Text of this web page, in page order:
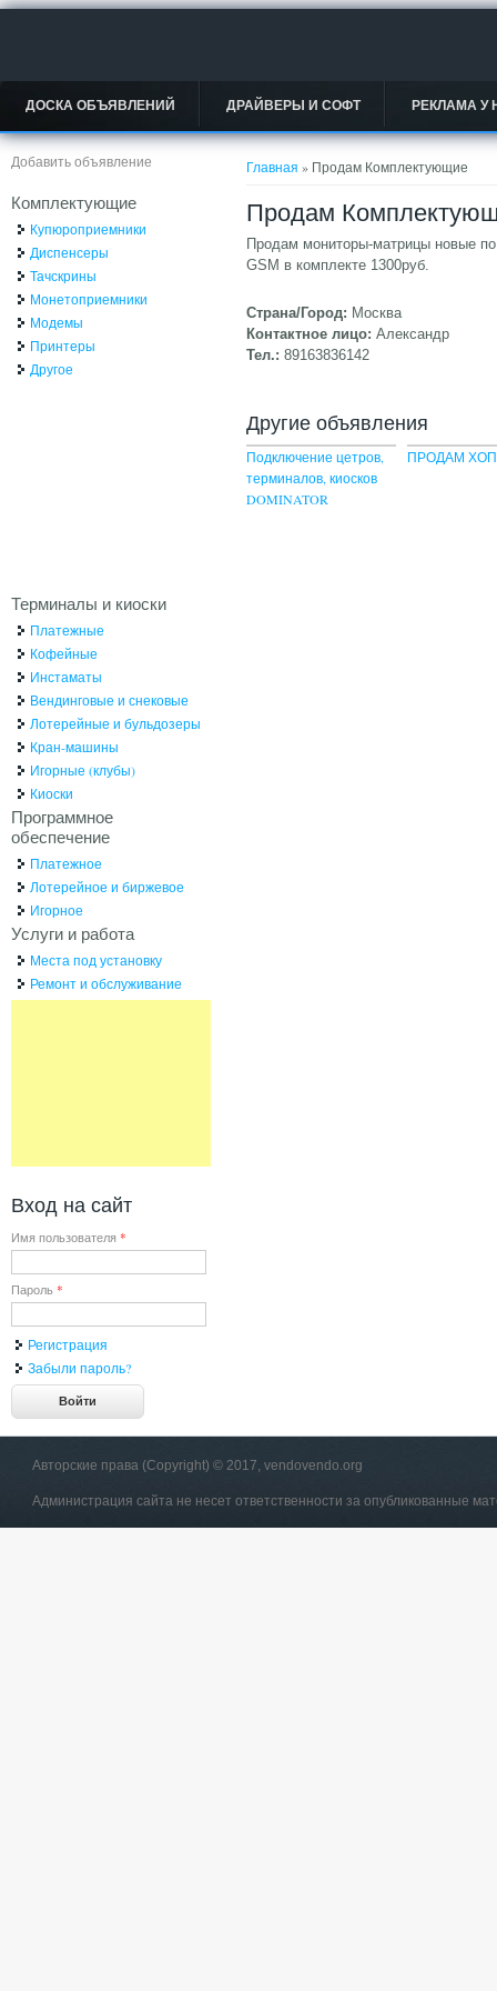
ДОСКА ОБЪЯВЛЕНИЙ ДРАЙВЕРЫ И СОФТ РЕКЛАМА У
Вы здесь
Главная » Продам Комплектующие
Продам
Продам мониторы-матрицы новые
GSM в комплекте 1300руб.
Страна/Город: Москва
Контактное лицо: Александр
Тел.: 89163836142
Другие объявления
Подключение цетров,
терминалов, киосков
DOMINATOR
ПРОДАМ
Добавить объявление
Комплектующие
Купюроприемники
Диспенсеры
Тачскрины
Монетоприемники
Модемы
Принтеры
Другое
Терминалы и киоски
Платежные
Кофейные
Инстаматы
Вендинговые и снековые
Лотерейные и бульдозеры
Кран-машины
Игорные (клубы)
Киоски
Программное
обеспечение
Платежное
Лотерейное и биржевое
Игорное
Услуги и работа
Места под установку
Ремонт и обслуживание
Вход на сайт
Имя пользователя *
Пароль *
Регистрация
Забыли пароль?
Авторские права (Copyright) © 2017, vendovendo.org
Администрация сайта не несет ответственности за опубликованные